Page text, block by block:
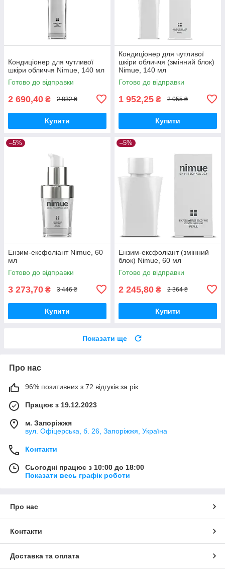
Кондиціонер для чутливої
шкіри обличчя Nimue, 140 мл
Готово до відправки
2 690,40 ₴ 2 832 ₴
Купити
Кондиціонер для чутливої
шкіри обличчя (змінний блок)
Nimue, 140 мл
Готово до відправки
1 952,25 ₴ 2 055 ₴
Купити
–5%
Ензим-ексфоліант Nimue, 60
мл
Готово до відправки
3 273,70 ₴ 3 446 ₴
Купити
–5%
Ензим-ексфоліант (змінний
блок) Nimue, 60 мл
Готово до відправки
2 245,80 ₴ 2 364 ₴
Купити
Показати ще
Про нас
96% позитивних з 72 відгуків за рік
Працює з 19.12.2023
м. Запоріжжя
вул. Офіцерська, б. 26, Запоріжжя, Україна
Контакти
Сьогодні працює з 10:00 до 18:00
Показати весь графік роботи
Про нас
Контакти
Доставка та оплата